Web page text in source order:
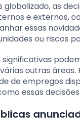
globalizado, as
e externos,
essas
ou riscos
outras
de empregos
essas